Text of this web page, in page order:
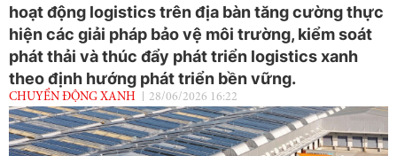
hoạt động logistics trên địa bàn tăng cường thực
hiện các giải pháp bảo vệ môi trường, kiểm soát
phát thải và thúc đẩy phát triển logistics xanh
theo định hướng phát triển bền vững.
CHUYỂN ĐỘNG XANH 28/06/2026 16:22